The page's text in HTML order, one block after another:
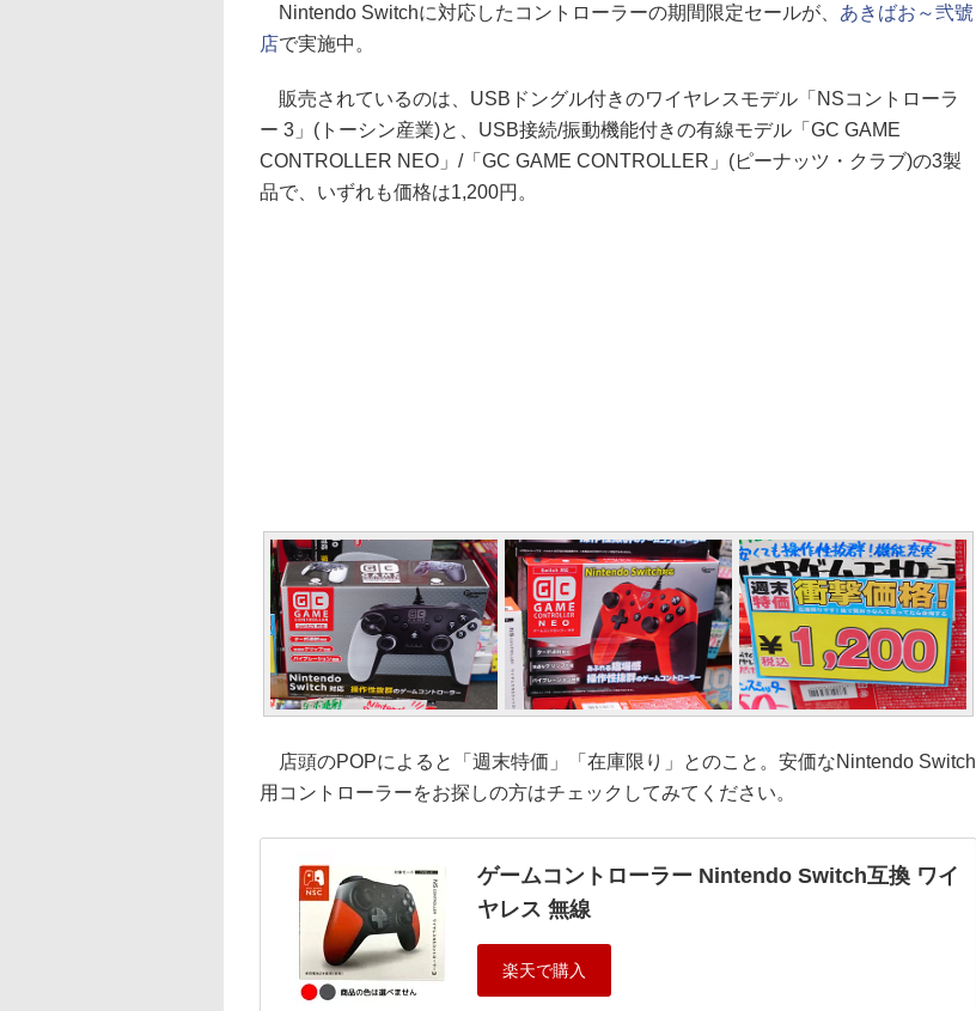
Nintendo Switchに対応したコントローラーの期間限定セールが、 あきばお～弐號
店で実施中。
販売されているのは、USBドングル付きのワイヤレスモデル「NSコントローラ
ー 3」(トーシン産業)と、USB接続/振動機能付きの有線モデル「GC GAME
CONTROLLER NEO」/「GC GAME CONTROLLER」(ピーナッツ・クラブ)の3製
品で、いずれも価格は1,200円。
店頭のPOPによると「週末特価」「在庫限り」とのこと。安価なNintendo Switch
用コントローラーをお探しの方はチェックしてみてください。
ゲームコントローラー Nintendo Switch互換 ワイ
ヤレス 無線